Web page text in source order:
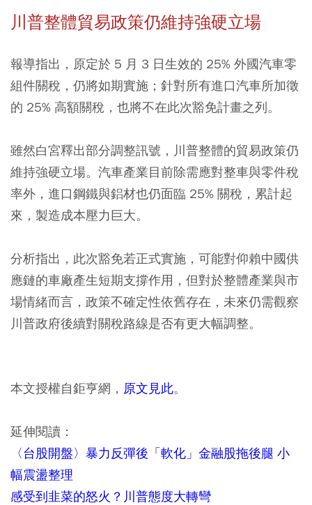
川普整體貿易政策仍維持強硬立場
報導指出，原定於 5 月 3 日生效的 25% 外國汽車零
組件關稅，仍將如期實施；針對所有進口汽車所加徵
的 25% 高額關稅，也將不在此次豁免計畫之列。
雖然白宮釋出部分調整訊號，川普整體的貿易政策仍
維持強硬立場。汽車產業目前除需應對整車與零件稅
率外，進口鋼鐵與鋁材也仍面臨 25% 關稅，累計起
來，製造成本壓力巨大。
分析指出，此次豁免若正式實施，可能對仰賴中國供
應鏈的車廠產生短期支撐作用，但對於整體產業與市
場情緒而言，政策不確定性依舊存在，未來仍需觀察
川普政府後續對關稅路線是否有更大幅調整。
本文授權自鉅亨網， 原文見此。
延伸閱讀：
〈台股開盤〉暴力反彈後「軟化」金融股拖後腿 小
幅震盪整理
感受到韭菜的怒火？川普態度大轉彎